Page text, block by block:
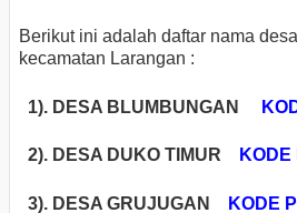
Berikut ini adalah daftar nama
kecamatan Larangan :
1). DESA BLUMBUNGAN
2). DESA DUKO TIMUR KODE
3). DESA GRUJUGAN KODE